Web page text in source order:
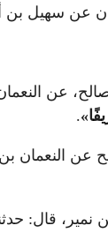
عن سهيل
عن
»
.
عن النعمان
نمير،